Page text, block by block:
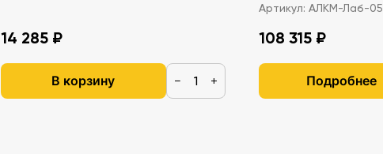
14 285 ₽
В корзину − +
Артикул: АЛКМ-Лаб-05
108 315 ₽
Подробнее